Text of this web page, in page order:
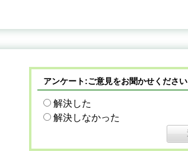
アンケート:ご意見をお聞かせください
解決した
解決しなかった